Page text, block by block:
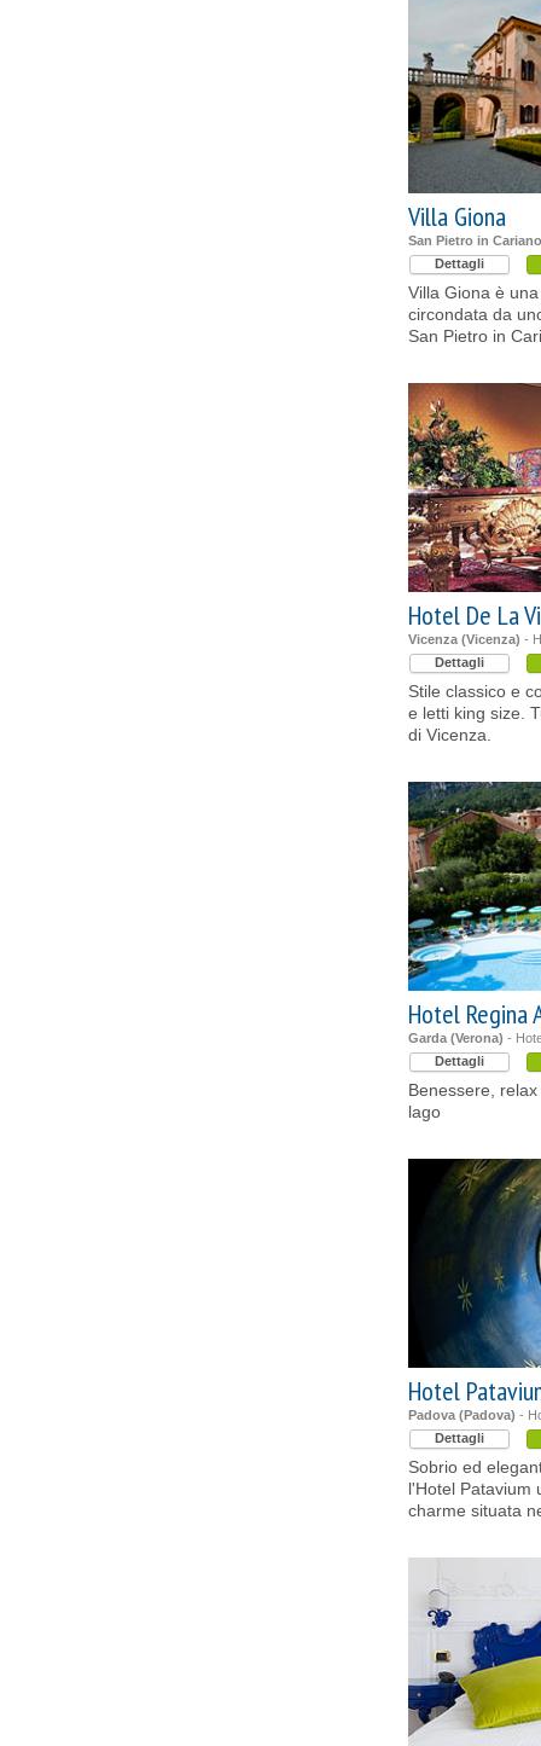
Villa Giona
San Pietro in
Dettagli
Villa Giona è
circondata da
San Pietro in
Hotel De La
Vicenza (Vicenza) -
Dettagli
Stile classico e
e letti king size.
di Vicenza.
Hotel Regina
Garda (Verona) -
Dettagli
Benessere,
lago
Hotel
Padova (Padova) -
Dettagli
Sobrio ed
l'Hotel Patavium
charme situata